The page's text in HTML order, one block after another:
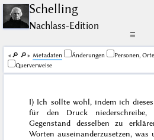
Schelling
Nachlass-Edition
☰
🔎︎ 🔎︎ Me­ta­da­ten Änderungen Personen, Orte
Querverweise
I) Ich sollte wohl, indem ich
für den Druck niederschreibe,
Gegenstand desselben zu
Worten auseinanderzusetzen,